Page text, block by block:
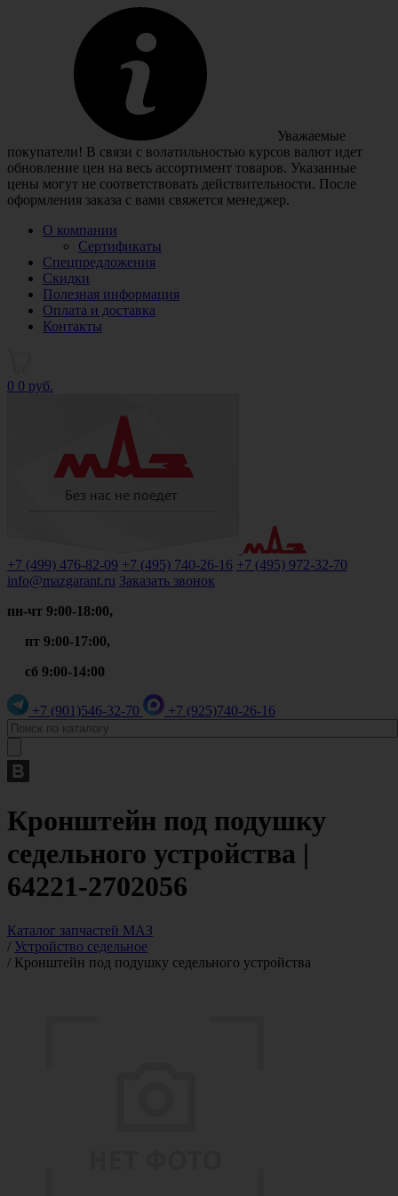
Уважаемые
покупатели! В связи с волатильностью курсов валют идет
обновление цен на весь ассортимент товаров. Указанные
цены могут не соответствовать действительности. После
оформления заказа с вами свяжется менеджер.
О компании
Сертификаты
Спецпредложения
Скидки
Полезная информация
Оплата и доставка
Контакты
0 0 руб.
+7 (499) 476-82-09 +7 (495) 740-26-16 +7 (495) 972-32-70
info@mazgarant.ru Заказать звонок
пн-чт 9:00-18:00,
пт 9:00-17:00,
сб 9:00-14:00
+7 (901)546-32-70 +7 (925)740-26-16
Кронштейн под подушку
седельного устройства |
64221-2702056
Каталог запчастей МАЗ
/ Устройство седельное
/ Кронштейн под подушку седельного устройства